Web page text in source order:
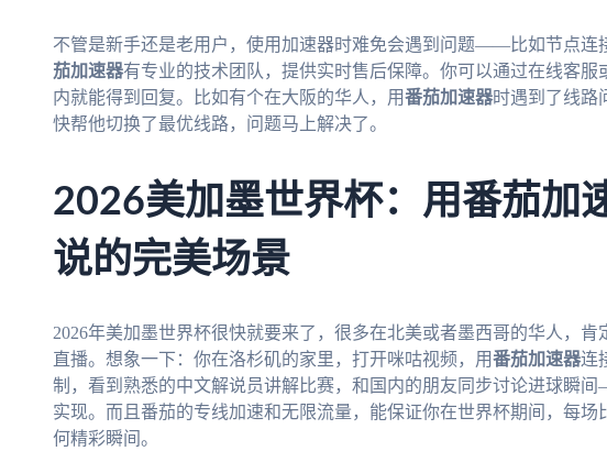
不管是新手还是老用户，使用加速器时难免会遇到问题——比如节点连
茄加速器有专业的技术团队，提供实时售后保障。你可以通过在线客服
内就能得到回复。比如有个在大阪的华人，用番茄加速器时遇到了线路
快帮他切换了最优线路，问题马上解决了。
2026美加墨世界杯：用番茄加
说的完美场景
2026年美加墨世界杯很快就要来了，很多在北美或者墨西哥的华人，
直播。想象一下：你在洛杉矶的家里，打开咪咕视频，用番茄加速器连
制，看到熟悉的中文解说员讲解比赛，和国内的朋友同步讨论进球瞬
实现。而且番茄的专线加速和无限流量，能保证你在世界杯期间，每
何精彩瞬间。